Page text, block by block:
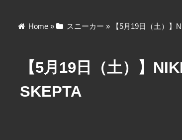
Home » スニーカー » 【5月19日（土）】
【5月19日（土）】
SKEPTA